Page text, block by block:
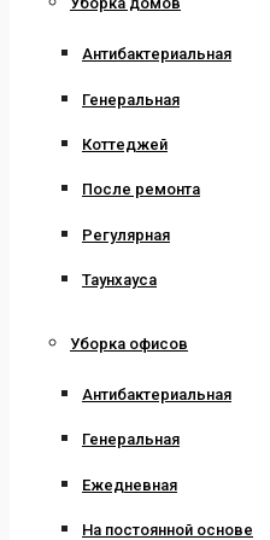
Антибактериальная
Генеральная
Коттеджей
После ремонта
Регулярная
Таунхауса
Уборка офисов
Антибактериальная
Генеральная
Ежедневная
На постоянной основе